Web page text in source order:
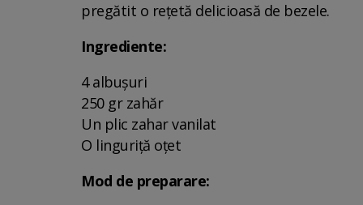
pregătit o rețetă delicioasă de bezele.
Ingrediente:
4 albușuri
250 gr zahăr
Un plic zahar vanilat
O linguriță oțet
Mod de preparare: